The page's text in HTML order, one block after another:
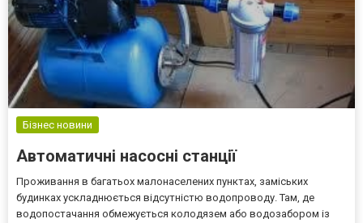
Бізнес новини
Автоматичні насосні станції
Проживання в багатьох малонаселених пунктах, заміських
будинках ускладнюється відсутністю водопроводу. Там, де
водопостачання обмежується колодязем або водозабором із